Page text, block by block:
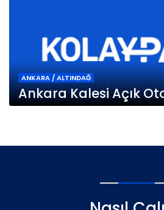
ANKARA / ALTINDAĞ
Ankara Kalesi Açık